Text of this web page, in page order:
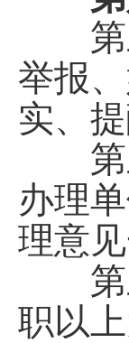
第三
举报
实、
第三
办理
理意
第三
职以